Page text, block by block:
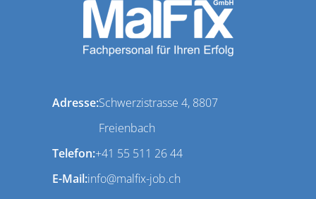
Adresse:Schwerzistrasse 4, 8807
Freienbach
Telefon:+41 55 511 26 44
E-Mail:info@malfix-job.ch